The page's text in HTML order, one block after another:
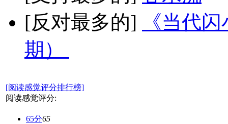
[反对最多的]
《当代
期）
[阅读感觉评分排行榜]
阅读感觉评分:
65分65